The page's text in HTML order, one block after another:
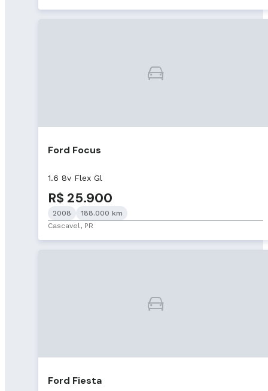
Ford Focus
1.6 8v Flex Gl
R$ 25.900
2008
188.000 km
Cascavel, PR
Ford Fiesta